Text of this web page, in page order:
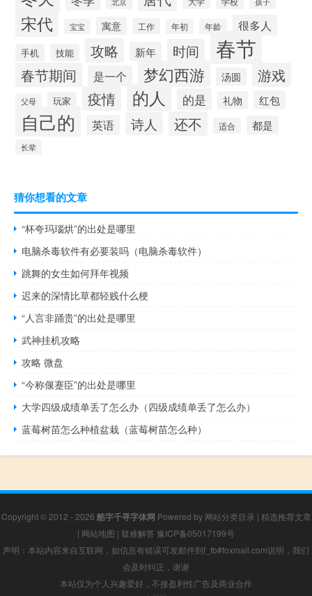
宋代 宝宝 寓意 工作 年初 年龄 很多人
手机 技能 攻略 新年 时间 春节
春节期间 是一个 梦幻西游 汤圆 游戏
父母 玩家 疫情 的人 的是 礼物 红包
自己的 英语 诗人 还不 适合 都是
长辈
猜你想看的文章
“杯夸玛瑙烘”的出处是哪里
电脑杀毒软件有必要装吗（电脑杀毒软件）
跳舞的女生如何拜年视频
迟来的深情比草都轻贱什么梗
“人言非踊贵”的出处是哪里
武神挂机攻略
攻略 微盘
“今称偃蹇臣”的出处是哪里
大学四级成绩单丢了怎么办（四级成绩单丢了怎么办）
蓝莓树苗怎么种植盆栽（蓝莓树苗怎么种）
Copyright © 2012 - 2026 酷字千寻字体网 Powered by 网站分类目录 | 精选推荐文章
| 网站地图 | 疑难解答 豫ICP备05017199号
声明：本站内容来自互联网，如信息有错误可发邮件到f_fb#foxmail.com说明，我们
会及时纠正，谢谢
本站仅为个人兴趣爱好，不接盈利性广告及商业合作